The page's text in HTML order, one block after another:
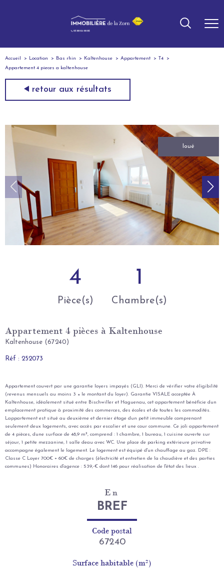
Accueil Location Bas rhin Kaltenhouse Appartement T4
Appartement 4 pieces a kaltenhouse
retour aux résultats
loué
4
Pièce(s)
1
Chambre(s)
Appartement 4 pièces à Kaltenhouse
Kaltenhouse (67240)
Réf : 252073
Appartement couvert par une garantie loyers impayés (GLI). Merci de vérifier votre éligibilité
(revenus mensuels au moins 3 × le montant du loyer). Garantie VISALE acceptée À
Kaltenhouse, idéalement situé entre Bischwiller et Haguenau, cet appartement bénéficie dun
emplacement pratique à proximité des commerces, des écoles et de toutes les commodités.
Lappartement est situé au deuxième et dernier étage dun petit immeuble comprenant
seulement deux logements, avec accès par escalier et une cour commune. Ce joli appartement
de 4 pièces, dune surface de 48,9 m², comprend : 1 chambre, 1 bureau, 1 cuisine ouverte sur
séjour, 1 petite mezzanine, 1 salle deau avec WC. Une place de parking extérieure privative
accompagne également le logement. Le logement est équipé d'un chauffage au gaz. DPE :
Classe C Loyer 700€ + 60€ de charges (électricité et entretien de la chaudière et des parties
communes) Honoraires d'agence : 539,-€ dont 146 pour réalisation de l'état des lieux .
En
BREF
Code postal
67240
Surface habitable (m²)